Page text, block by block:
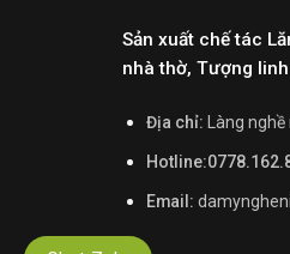
Sản xuất chế tác
nhà thờ, Tượng
Địa chỉ: Làng nghề
Email: